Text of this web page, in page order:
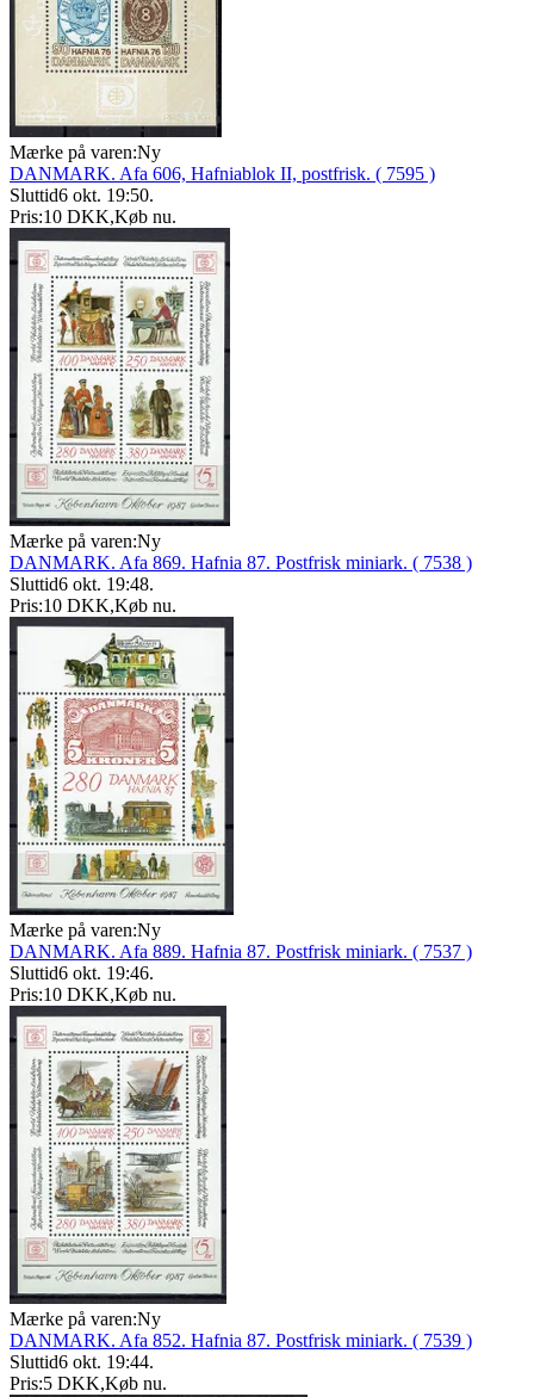
Mærke på varen:Ny
DANMARK. Afa 606, Hafniablok II, postfrisk. ( 7595 )
Sluttid6 okt. 19:50.
Pris:10 DKK,Køb nu.
Mærke på varen:Ny
DANMARK. Afa 869. Hafnia 87. Postfrisk miniark. ( 7538 )
Sluttid6 okt. 19:48.
Pris:10 DKK,Køb nu.
Mærke på varen:Ny
DANMARK. Afa 889. Hafnia 87. Postfrisk miniark. ( 7537 )
Sluttid6 okt. 19:46.
Pris:10 DKK,Køb nu.
Mærke på varen:Ny
DANMARK. Afa 852. Hafnia 87. Postfrisk miniark. ( 7539 )
Sluttid6 okt. 19:44.
Pris:5 DKK,Køb nu.